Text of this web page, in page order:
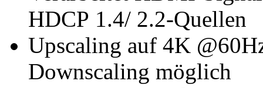
HDCP 1.4/ 2.2-Quellen
Upscaling auf 4K
Downscaling möglich